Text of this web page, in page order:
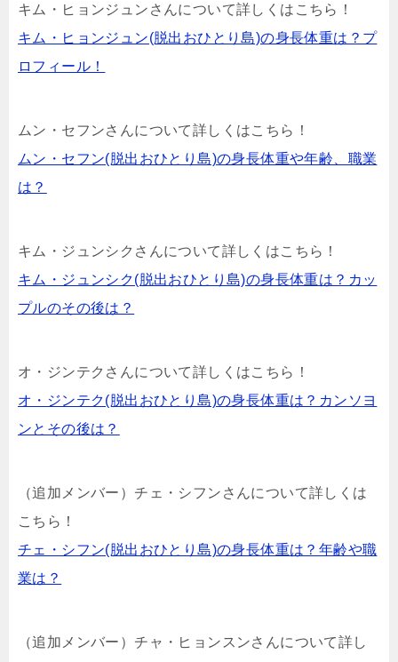
キム・ヒョンジュンさんについて詳しくはこちら！
キム・ヒョンジュン(脱出おひとり島)の身長体重は？プ
ロフィール！
ムン・セフンさんについて詳しくはこちら！
ムン・セフン(脱出おひとり島)の身長体重や年齢、職業
は？
キム・ジュンシクさんについて詳しくはこちら！
キム・ジュンシク(脱出おひとり島)の身長体重は？カッ
プルのその後は？
オ・ジンテクさんについて詳しくはこちら！
オ・ジンテク(脱出おひとり島)の身長体重は？カンソヨ
ンとその後は？
（追加メンバー）チェ・シフンさんについて詳しくは
こちら！
チェ・シフン(脱出おひとり島)の身長体重は？年齢や職
業は？
（追加メンバー）チャ・ヒョンスンさんについて詳し